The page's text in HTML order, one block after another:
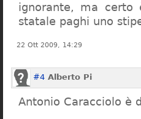
ignorante, ma certo
statale paghi uno
22 Ott 2009, 14:29
#4 Alberto Pi
Antonio Caracciolo è